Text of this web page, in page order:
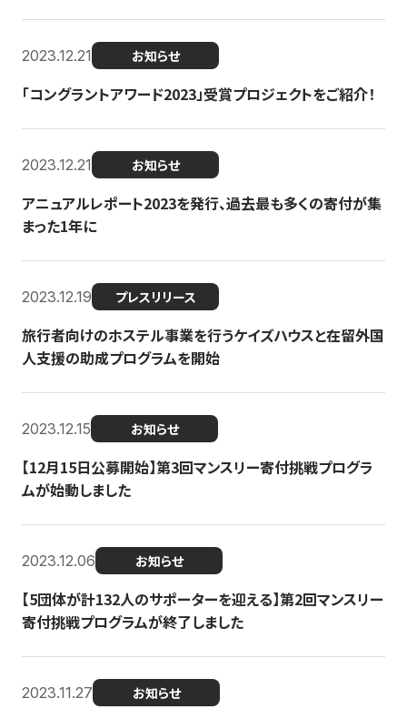
2023.12.21 お知らせ
「コングラントアワード2023」受賞プロジェクトをご紹介！
2023.12.21 お知らせ
アニュアルレポート2023を発行、過去最も多くの寄付が集
まった1年に
2023.12.19 プレスリリース
旅行者向けのホステル事業を行うケイズハウスと在留外国
人支援の助成プログラムを開始
2023.12.15 お知らせ
【12月15日公募開始】第3回マンスリー寄付挑戦プログラ
ムが始動しました
2023.12.06 お知らせ
【5団体が計132人のサポーターを迎える】第2回マンスリー
寄付挑戦プログラムが終了しました
2023.11.27 お知らせ